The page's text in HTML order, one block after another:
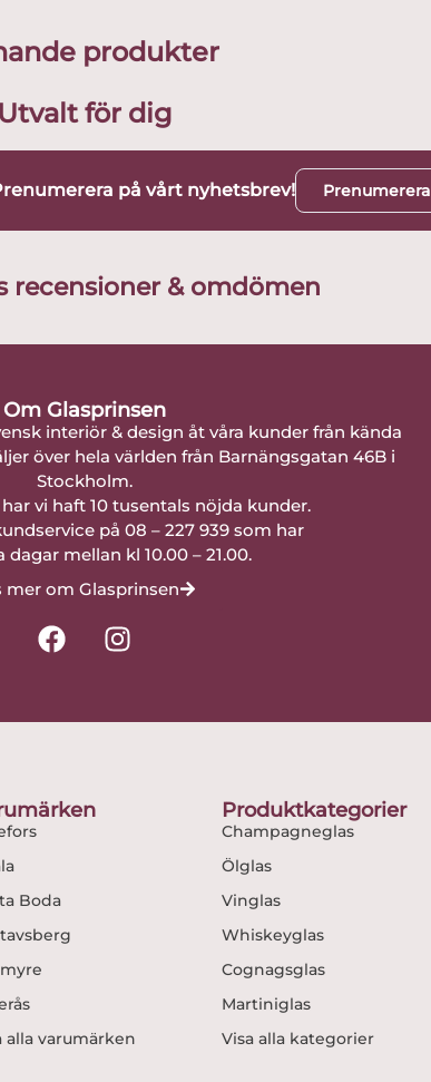
produkter
Utvalt för dig
på vårt nyhetsbrev! Prenumerera
recensioner & omdömen
Om Glasprinsen
interiör & design åt våra kunder från kända
över hela världen från Barnängsgatan 46B i
Stockholm.
vi haft 10 tusentals nöjda kunder.
på 08 – 227 939 som har
dagar mellan kl 10.00 – 21.00.
mer om Glasprinsen
F
a
k
I
n
Boda
alla varumärken
Produktkategorier
Champagneglas
Ölglas
Vinglas
Whiskeyglas
Cognagsglas
Martiniglas
Visa alla kategorier